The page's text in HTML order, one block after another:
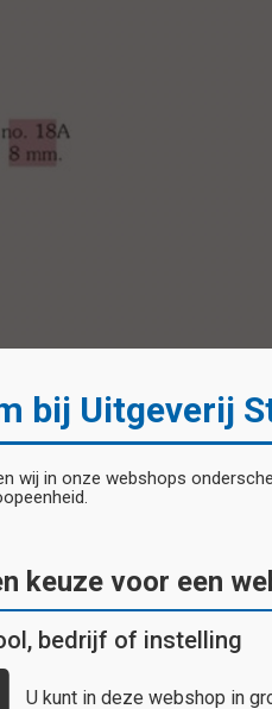
bij Uitgeverij
wij in onze webshops
keuze voor een
bedrijf of instelling
U kunt in deze webshop in